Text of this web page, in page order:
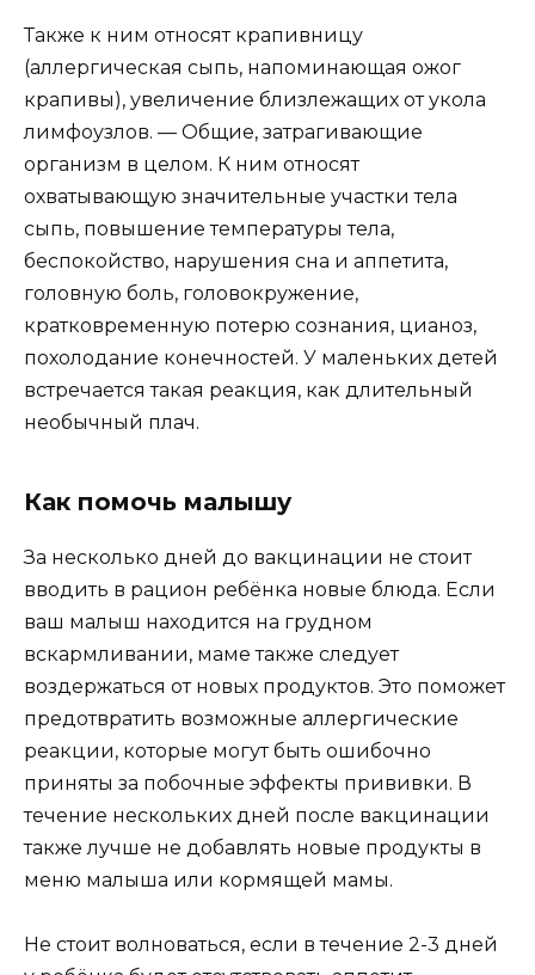
Также к ним относят крапивницу
(аллергическая сыпь, напоминающая ожог
крапивы), увеличение близлежащих от укола
лимфоузлов. — Общие, затрагивающие
организм в целом. К ним относят
охватывающую зна­чительные участки тела
сыпь, повышение температуры тела,
беспокойство, нарушения сна и ап­петита,
головную боль, головокружение,
кратковремен­ную потерю сознания, цианоз,
похолодание конечностей. У маленьких детей
встречается такая реакция, как длитель­ный
необычный плач.
Как помочь малышу
За несколько дней до вакцинации не стоит
вводить в рацион ребёнка новые блюда. Если
ваш малыш находится на грудном
вскармливании, маме также следует
воздержаться от новых продуктов. Это поможет
предотвратить возможные аллергические
реакции, которые могут быть ошибочно
приняты за побочные эффекты прививки. В
течение нескольких дней после вакцинации
также лучше не добавлять новые продукты в
меню малыша или кормящей мамы.
Не стоит волноваться, если в течение 2-3 дней